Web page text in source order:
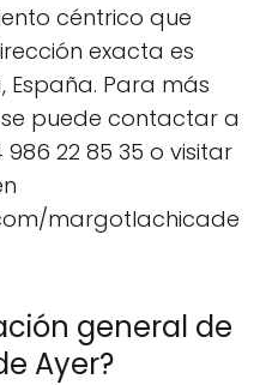
céntrico que
exacta es
España. Para más
puede contactar a
22 85 35 o visitar
margotlachicade
general de
Ayer?